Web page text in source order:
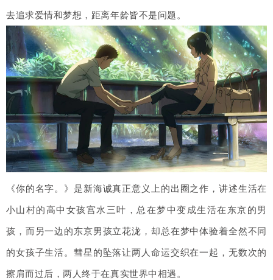
去追求爱情和梦想，距离年龄皆不是问题。
《你的名字。》是新海诚真正意义上的出圈之作，讲述生活在
小山村的高中女孩宫水三叶，总在梦中变成生活在东京的男
孩，而另一边的东京男孩立花泷，却总在梦中体验着全然不同
的女孩子生活。彗星的坠落让两人命运交织在一起，无数次的
擦肩而过后，两人终于在真实世界中相遇。